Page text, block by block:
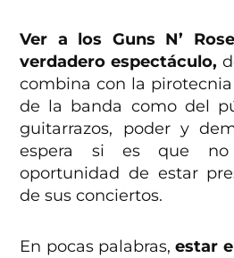
Ver a los Guns N’
verdadero espectáculo,
combina con la
de la banda como del
guitarrazos, poder y
espera si es que
oportunidad de estar
de sus conciertos.
En pocas palabras,estar